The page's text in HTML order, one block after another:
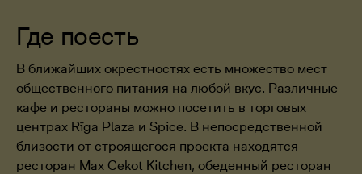
Где поесть
В ближайших окрестностях есть множество мест
общественного питания на любой вкус. Различные
кафе и рестораны можно посетить в торговых
центрах Rīga Plaza и Spice. В непосредственной
близости от строящегося проекта находятся
ресторан Max Cekot Kitchen, обеденный ресторан